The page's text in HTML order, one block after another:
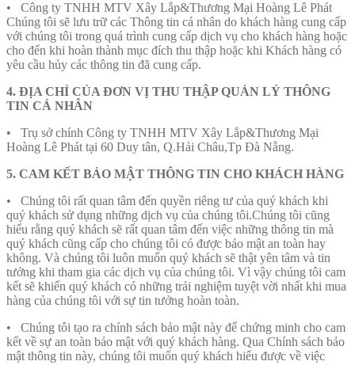
• Công ty TNHH MTV Xây Lắp&Thương Mại Hoàng Lê Phát
Chúng tôi sẽ lưu trữ các Thông tin cá nhân do khách hàng cung cấp
với chúng tôi trong quá trình cung cấp dịch vụ cho khách hàng hoặc
cho đến khi hoàn thành mục đích thu thập hoặc khi Khách hàng có
yêu cầu hủy các thông tin đã cung cấp.
4. ĐỊA CHỈ CỦA ĐƠN VỊ THU THẬP QUẢN LÝ THÔNG
TIN CÁ NHÂN
• Trụ sở chính Công ty TNHH MTV Xây Lắp&Thương Mại
Hoàng Lê Phát tại 60 Duy tân, Q.Hải Châu,Tp Đà Nẵng.
5. CAM KẾT BẢO MẬT THÔNG TIN CHO KHÁCH HÀNG
• Chúng tôi rất quan tâm đến quyền riêng tư của quý khách khi
quý khách sử dụng những dịch vụ của chúng tôi.Chúng tôi cũng
hiểu rằng quý khách sẽ rất quan tâm đến việc những thông tin mà
quý khách cũng cấp cho chúng tôi có được bảo mật an toàn hay
không. Và chúng tôi luôn muốn quý khách sẽ thật yên tâm và tin
tưởng khi tham gia các dịch vụ của chúng tôi. Vì vậy chúng tôi cam
kết sẽ khiến quý khách có những trải nghiệm tuyệt vời nhất khi mua
hàng của chúng tôi với sự tin tưởng hoàn toàn.
• Chúng tôi tạo ra chính sách bảo mật này để chứng minh cho cam
kết về sự an toàn bảo mật với quý khách hàng. Qua Chính sách bảo
mật thông tin này, chúng tôi muốn quý khách hiểu được về việc